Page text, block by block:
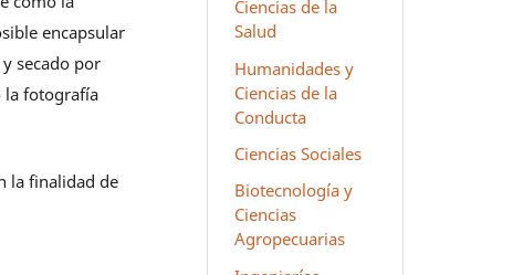
encapsular
secado por
fotografía
la finalidad de
Ciencias de la
Salud
Humanidades y
Ciencias de la
Conducta
Ciencias Sociales
Biotecnología y
Ciencias
Agropecuarias